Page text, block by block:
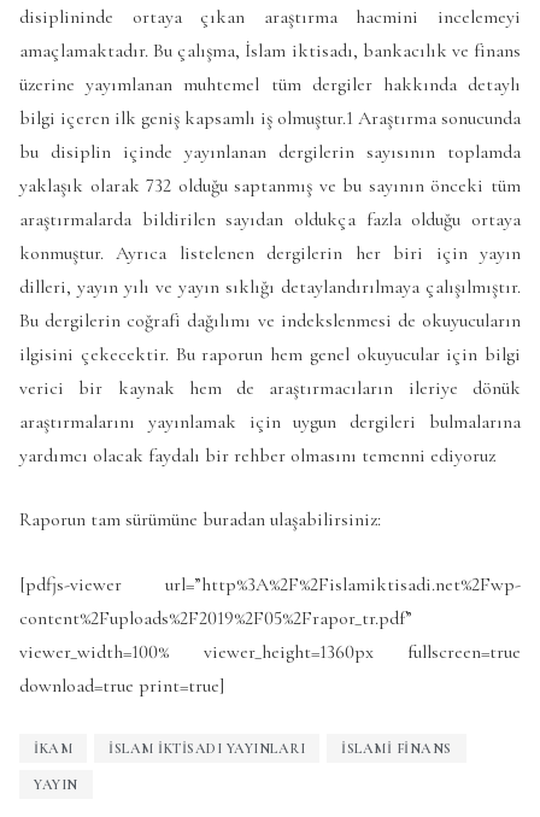
disiplininde ortaya çıkan araştırma hacmini incelemeyi
amaçlamaktadır. Bu çalışma, İslam iktisadı, bankacılık ve finans
üzerine yayımlanan muhtemel tüm dergiler hakkında detaylı
bilgi içeren ilk geniş kapsamlı iş olmuştur.1 Araştırma sonucunda
bu disiplin içinde yayınlanan dergilerin sayısının toplamda
yaklaşık olarak 732 olduğu saptanmış ve bu sayının önceki tüm
araştırmalarda bildirilen sayıdan oldukça fazla olduğu ortaya
konmuştur. Ayrıca listelenen dergilerin her biri için yayın
dilleri, yayın yılı ve yayın sıklığı detaylandırılmaya çalışılmıştır.
Bu dergilerin coğrafi dağılımı ve indekslenmesi de okuyucuların
ilgisini çekecektir. Bu raporun hem genel okuyucular için bilgi
verici bir kaynak hem de araştırmacıların ileriye dönük
araştırmalarını yayınlamak için uygun dergileri bulmalarına
yardımcı olacak faydalı bir rehber olmasını temenni ediyoruz
Raporun tam sürümüne buradan ulaşabilirsiniz:
[pdfjs-viewer url=”http%3A%2F%2Fislamiktisadi.net%2Fwp-
content%2Fuploads%2F2019%2F05%2Frapor_tr.pdf”
viewer_width=100% viewer_height=1360px fullscreen=true
download=true print=true]
IKAM ISLAM IKTISADI YAYINLARI ISLAMI FINANS
YAYIN